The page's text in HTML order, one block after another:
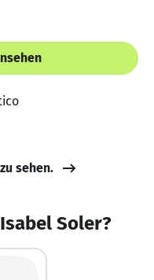
sehen.
Soler?